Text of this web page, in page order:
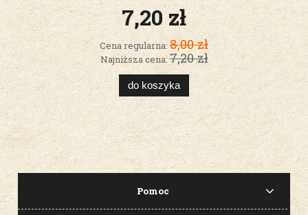
7,20 zł
Cena regularna:8,00 zł
Najniższa cena:7,20 zł
do koszyka
Pomoc